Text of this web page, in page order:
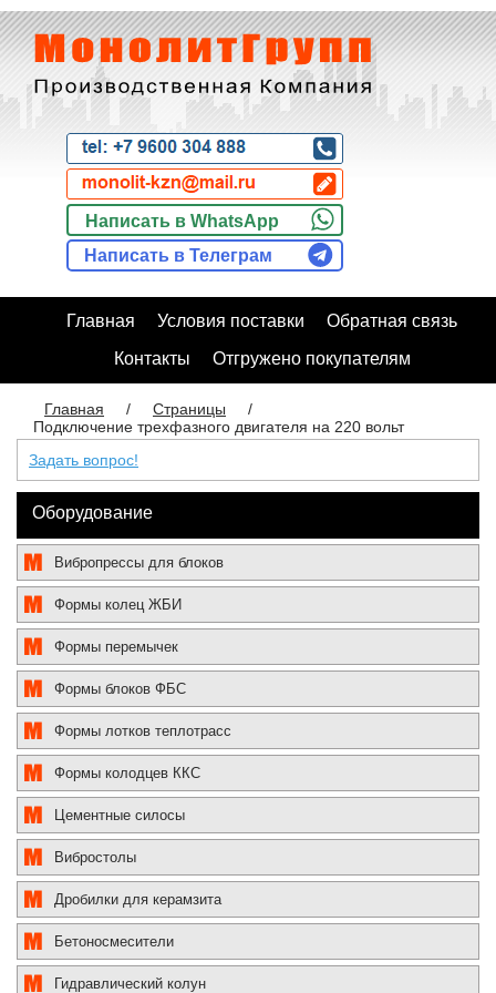
Написать в WhatsApp
Написать в Телеграм
Главная Условия поставки
Обратная связь
Контакты
Отгружено покупателям
Главная / Страницы
/
Подключение трехфазного двигателя на 220 вольт
Задать вопрос!
Оборудование
Вибропрессы для блоков
Формы колец ЖБИ
Формы перемычек
Формы блоков ФБС
Формы лотков теплотрасс
Формы колодцев ККС
Цементные силосы
Вибростолы
Дробилки для керамзита
Бетоносмесители
Гидравлический колун